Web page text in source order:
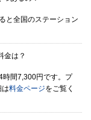
と全国のステーション
金は？
時間7,300円です。プ
料金ページをご覧く